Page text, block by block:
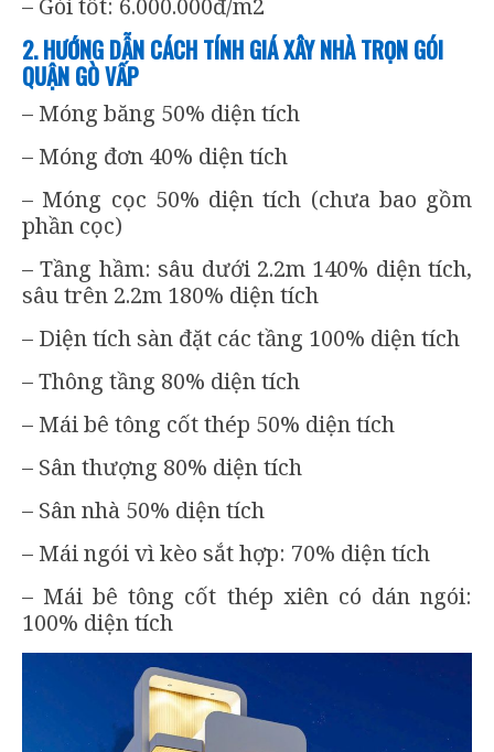
– Gói tốt: 6.000.000đ/m2
2. HƯỚNG DẪN CÁCH TÍNH GIÁ XÂY NHÀ TRỌN GÓI
QUẬN GÒ VẤP
– Móng băng 50% diện tích
– Móng đơn 40% diện tích
– Móng cọc 50% diện tích (chưa bao gồm
phần cọc)
– Tầng hầm: sâu dưới 2.2m 140% diện tích,
sâu trên 2.2m 180% diện tích
– Diện tích sàn đặt các tầng 100% diện tích
– Thông tầng 80% diện tích
– Mái bê tông cốt thép 50% diện tích
– Sân thượng 80% diện tích
– Sân nhà 50% diện tích
– Mái ngói vì kèo sắt hợp: 70% diện tích
– Mái bê tông cốt thép xiên có dán ngói:
100% diện tích